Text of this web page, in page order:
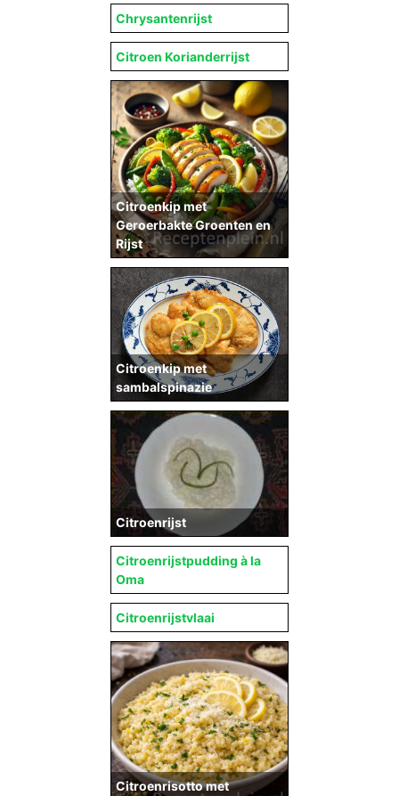
Chrysantenrijst
Citroen Korianderrijst
Citroenkip met
Geroerbakte Groenten en
Rijst
Citroenkip met
sambalspinazie
Citroenrijst
Citroenrijstpudding à la
Oma
Citroenrijstvlaai
Citroenrisotto met